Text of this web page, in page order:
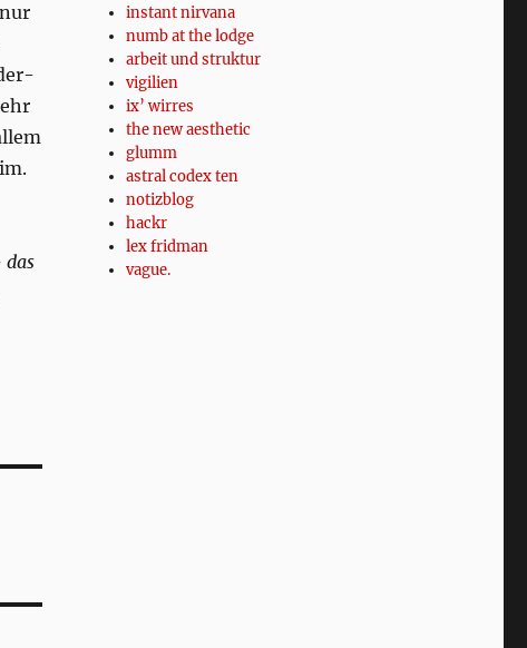
instant nirvana
numb at the lodge
arbeit und struktur
vigilien
ix’ wirres
the new aesthetic
glumm
astral codex ten
notizblog
hackr
lex fridman
vague.